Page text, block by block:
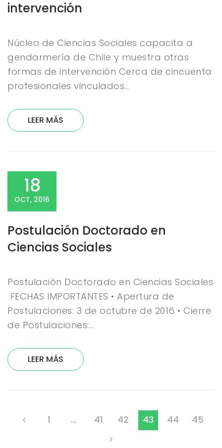
intervención
Núcleo de Ciencias Sociales capacita a
gendarmería de Chile y muestra otras
formas de intervención Cerca de cincuenta
profesionales vinculados…
LEER MÁS
18
OCT, 2016
Postulación Doctorado en
Ciencias Sociales
Postulación Doctorado en Ciencias Sociales
FECHAS IMPORTANTES • Apertura de
Postulaciones: 3 de octubre de 2016 • Cierre
de Postulaciones:…
LEER MÁS
1 … 41 42 43 44 45